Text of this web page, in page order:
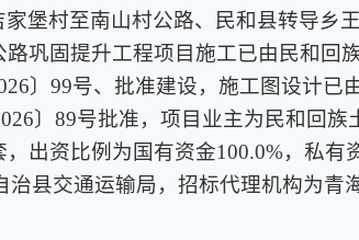
堡村至南山村公路、民和县转导乡
巩固提升工程项目施工已由民和回
〕99号、批准建设，施工图设计
〕89号批准，项目业主为民和回
出资比例为国有资金100.0%，私
治县交通运输局，招标代理机构为